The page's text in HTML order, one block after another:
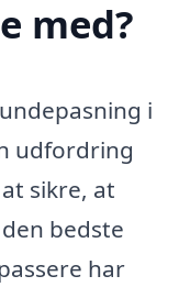
med?
i
udfordring
sikre, at
bedste
har